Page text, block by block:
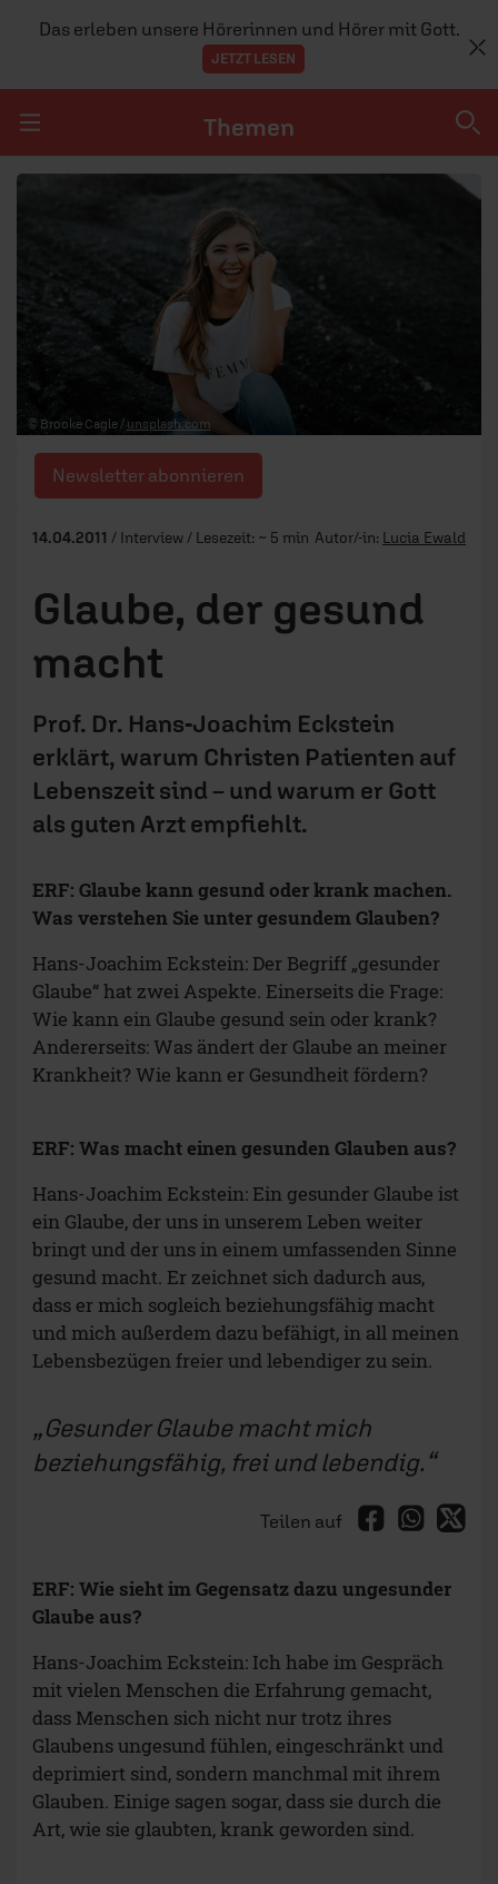
Das erleben unsere Hörerinnen und Hörer mit Gott.
JETZT LESEN
Navigation überspringen
Themen
GLAUBE
MENSCHEN
GESELLSCHAFT
TEAM
© Brooke Cagle / unsplash.com
Newsletter abonnieren
14.04.2011 / Interview / Lesezeit: ~ 5 min Autor/-in: Lucia Ewald
Glaube, der gesund
macht
Prof. Dr. Hans-Joachim Eckstein
erklärt, warum Christen Patienten auf
Lebenszeit sind – und warum er Gott
als guten Arzt empfiehlt.
ERF: Glaube kann gesund oder krank machen.
Was verstehen Sie unter gesundem Glauben?
Hans-Joachim Eckstein: Der Begriff „gesunder
Glaube“ hat zwei Aspekte. Einerseits die Frage:
Wie kann ein Glaube gesund sein oder krank?
Andererseits: Was ändert der Glaube an meiner
Krankheit? Wie kann er Gesundheit fördern?
ERF: Was macht einen gesunden Glauben aus?
Hans-Joachim Eckstein: Ein gesunder Glaube ist
ein Glaube, der uns in unserem Leben weiter
bringt und der uns in einem umfassenden Sinne
gesund macht. Er zeichnet sich dadurch aus,
dass er mich sogleich beziehungsfähig macht
und mich außerdem dazu befähigt, in all meinen
Lebensbezügen freier und lebendiger zu sein.
Gesunder Glaube macht mich
beziehungsfähig, frei und lebendig.
Teilen auf
ERF: Wie sieht im Gegensatz dazu ungesunder
Glaube aus?
Hans-Joachim Eckstein: Ich habe im Gespräch
mit vielen Menschen die Erfahrung gemacht,
dass Menschen sich nicht nur trotz ihres
Glaubens ungesund fühlen, eingeschränkt und
deprimiert sind, sondern manchmal mit ihrem
Glauben. Einige sagen sogar, dass sie durch die
Art, wie sie glaubten, krank geworden sind.